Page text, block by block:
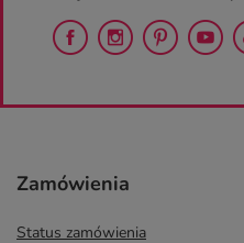
Zamówienia
Status zamówienia